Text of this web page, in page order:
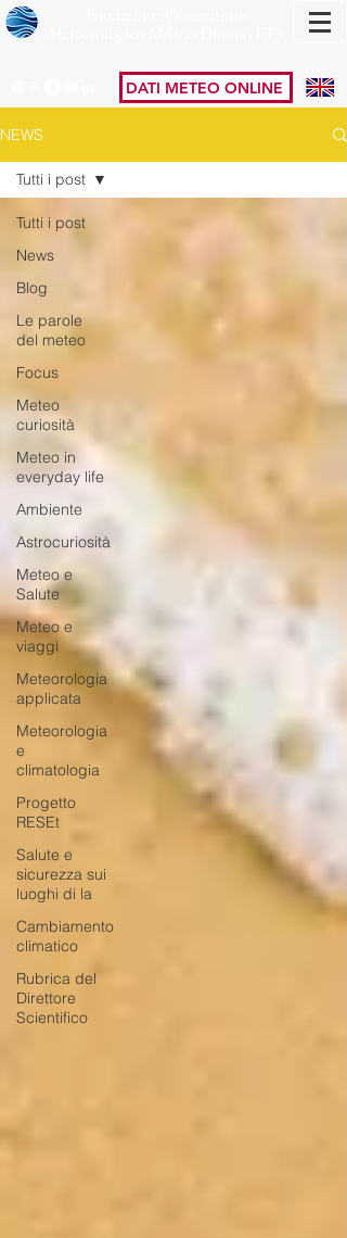
DATI METEO ONLINE
NEWS
Tutti i post
News
Blog
Le parole
del meteo
Focus
Meteo
curiosità
Meteo in
everyday life
Ambiente
Astrocuriosità
Meteo e
Salute
Meteo e
viaggi
Meteorologia
applicata
Meteorologia
e
climatologia
Progetto
RESEt
Salute e
sicurezza sui
luoghi di la
Cambiamento
climatico
Rubrica del
Direttore
Scientifico
Tutti i post